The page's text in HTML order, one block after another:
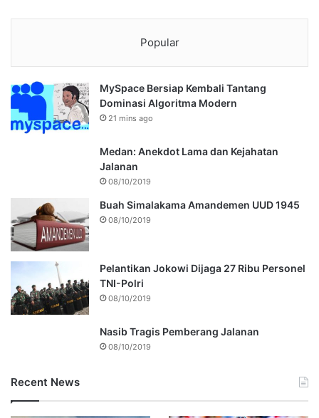
Popular
MySpace Bersiap Kembali Tantang
Dominasi Algoritma Modern
21 mins ago
Medan: Anekdot Lama dan Kejahatan
Jalanan
08/10/2019
Buah Simalakama Amandemen UUD 1945
08/10/2019
Pelantikan Jokowi Dijaga 27 Ribu Personel
TNI-Polri
08/10/2019
Nasib Tragis Pemberang Jalanan
08/10/2019
Recent News